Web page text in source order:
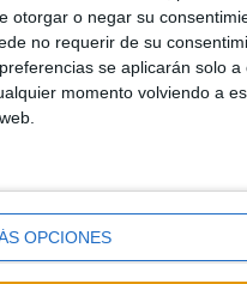
otorgar o negar su
no requerir de su
se aplicarán solo
momento volviendo a
OPCIONES
a colación el asunto,
13 de febrero, día en el
a nuestro país lo
ideología o confesión".